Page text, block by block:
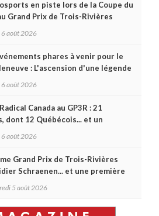
en piste lors de la Coupe du
Grand Prix de Trois-Rivières
6 août 2026
phares à venir pour le
: L'ascension d'une légende
6 août 2026
Canada au GP3R : 21
dont 12 Québécois... et un
6 août 2026
Grand Prix de Trois-Rivières
Schraenen... et une première
5 août 2026